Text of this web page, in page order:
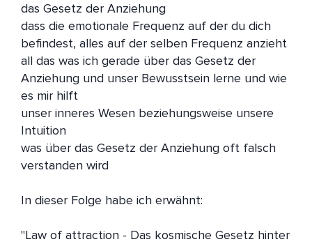
das Gesetz der Anziehung
dass die emotionale Frequenz auf der du dich
befindest, alles auf der selben Frequenz anzieht
all das was ich gerade über das Gesetz der
Anziehung und unser Bewusstsein lerne und wie
es mir hilft
unser inneres Wesen beziehungsweise unsere
Intuition
was über das Gesetz der Anziehung oft falsch
verstanden wird
In dieser Folge habe ich erwähnt:
"Law of attraction - Das kosmische Gesetz hinter